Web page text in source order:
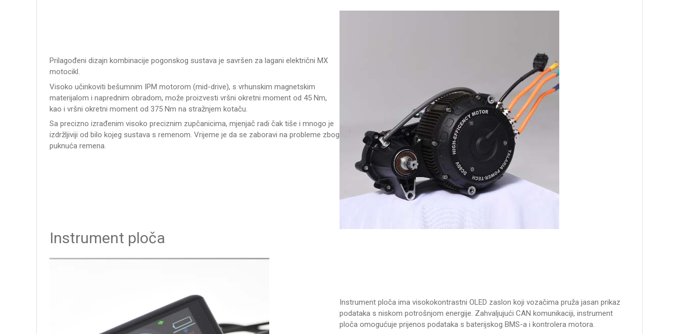
Prilagođeni dizajn kombinacije pogonskog sustava je savršen za lagani električni MX
motocikl.
Visoko učinkoviti bešumnim IPM motorom (mid-drive), s vrhunskim magnetskim
materijalom i naprednim obradom, može proizvesti vršni okretni moment od 45 Nm,
kao i vršni okretni moment od 375 Nm na stražnjem kotaču.
Sa precizno izrađenim visoko preciznim zupčanicima, mjenjač radi čak tiše i mnogo je
izdržljiviji od bilo kojeg sustava s remenom. Vrijeme je da se zaboravi na probleme zbog
puknuća remena.
Instrument ploča
Instrument ploča ima visokokontrastni OLED zaslon koji vozačima pruža jasan prikaz
podataka s niskom potrošnjom energije. Zahvaljujući CAN komunikaciji, instrument
ploča omogućuje prijenos podataka s baterijskog BMS-a i kontrolera motora.